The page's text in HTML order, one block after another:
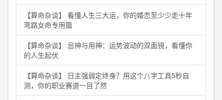
【算命杂谈】 看懂人生三大运，你的婚恋至少少走十年
弯路女命专用篇
【算命杂谈】 忌神与用神：运势波动的双面镜，看懂你
的人生起伏
【算命杂谈】 日主强弱定终身？用这个八字工具5秒自
测，你的职业赛道一目了然